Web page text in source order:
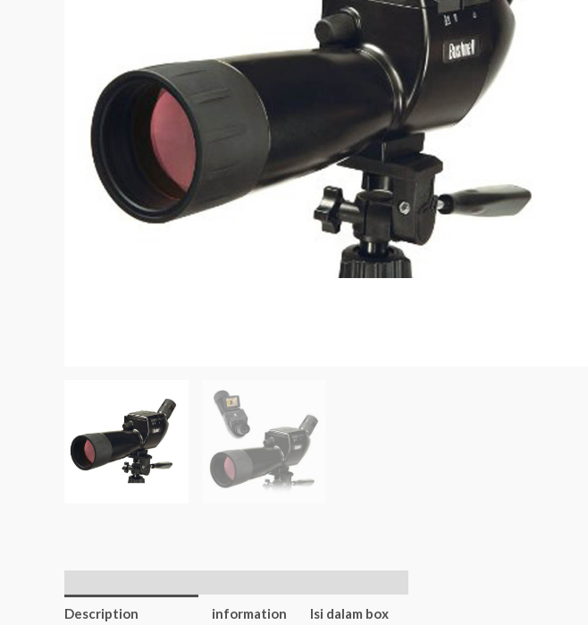
Description
information
Isi dalam box